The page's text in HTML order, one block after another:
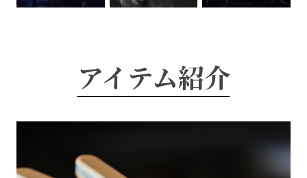
アイテム紹介